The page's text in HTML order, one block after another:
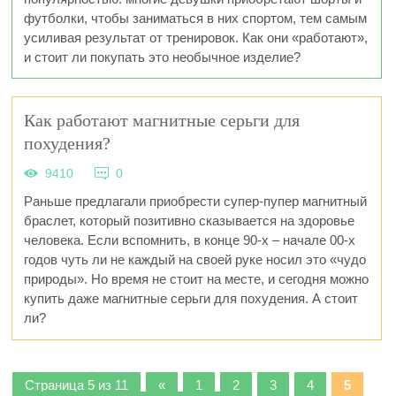
футболки, чтобы заниматься в них спортом, тем самым
усиливая результат от тренировок. Как они «работают»,
и стоит ли покупать это необычное изделие?
Как работают магнитные серьги для
похудения?
9410 0
Раньше предлагали приобрести супер-пупер магнитный
браслет, который позитивно сказывается на здоровье
человека. Если вспомнить, в конце 90-х – начале 00-х
годов чуть ли не каждый на своей руке носил это «чудо
природы». Но время не стоит на месте, и сегодня можно
купить даже магнитные серьги для похудения. А стоит
ли?
Страница 5 из 11 « 1 2 3 4
5